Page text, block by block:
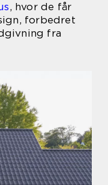
, hvor de får
forbedret
fra